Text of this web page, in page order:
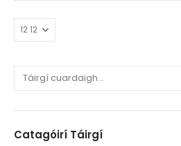
Catagóirí Táirgí